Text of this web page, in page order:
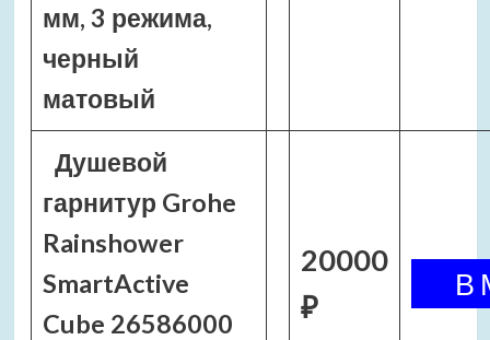
мм, 3 режима,
черный
матовый
Душевой
гарнитур Grohe
Rainshower
SmartActive
Cube 26586000
20000
₽